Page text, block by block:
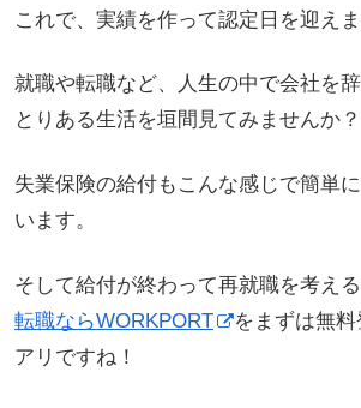
これで、実績を作って認定日を迎えま
就職や転職など、人生の中で会社を
とりある生活を垣間見てみませんか？
失業保険の給付もこんな感じで簡単
います。
そして給付が終わって再就職を考え
転職ならWORKPORT
をまずは無
アリですね！